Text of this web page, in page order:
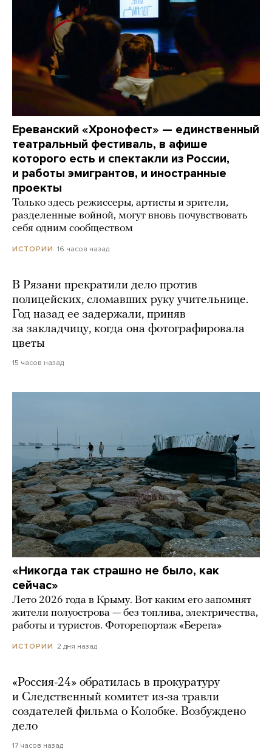
Ереванский «Хронофест» — единственный
театральный фестиваль, в афише
которого есть и спектакли из России,
и работы эмигрантов, и иностранные
проекты
Только здесь режиссеры, артисты и зрители,
разделенные войной, могут вновь почувствовать
себя одним сообществом
ИСТОРИИ 16 часов назад
В Рязани прекратили дело против
полицейских, сломавших руку учительнице.
Год назад ее задержали, приняв
за закладчицу, когда она фотографировала
цветы
15 часов назад
«Никогда так страшно не было, как
сейчас»
Лето 2026 года в Крыму. Вот каким его запомнят
жители полуострова — без топлива, электричества,
работы и туристов. Фоторепортаж «Берега»
ИСТОРИИ 2 дня назад
«Россия-24» обратилась в прокуратуру
и Следственный комитет из-за травли
создателей фильма о Колобке. Возбуждено
дело
17 часов назад